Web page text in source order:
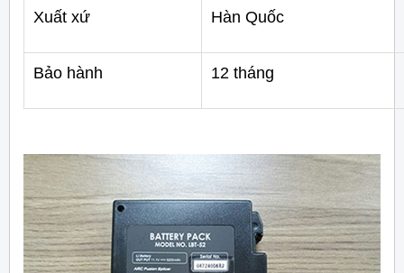
Xuất xứ Hàn Quốc
Bảo hành 12 tháng